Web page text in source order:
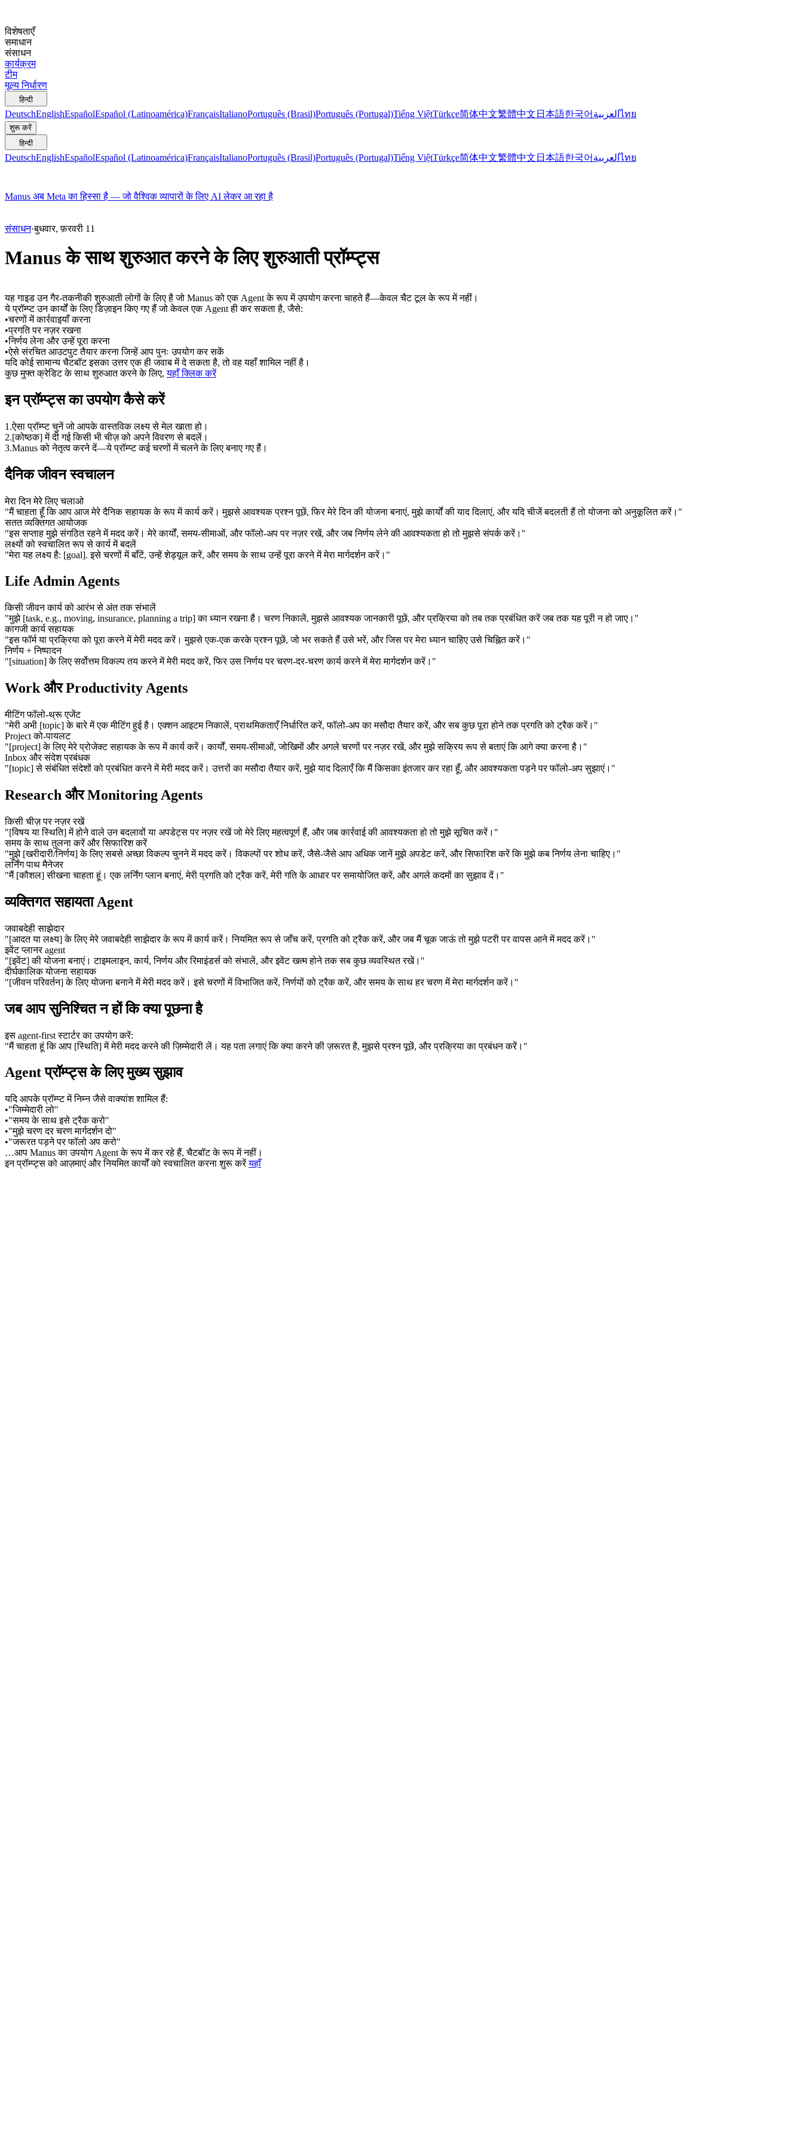
विशेषताएँ
समाधान
संसाधन
कार्यक्रम
टीम
मूल्य निर्धारण
हिन्दी
DeutschEnglishEspañolEspañol (Latinoamérica)FrançaisItalianoPortuguês (Brasil)Português (Portugal)Tiếng ViệtTürkçe简体中文繁體中文 日本語한국어 العربيةไทย
शुरू करें
हिन्दी
DeutschEnglishEspañolEspañol (Latinoamérica)FrançaisItalianoPortuguês (Brasil)Português (Portugal)Tiếng ViệtTürkçe简体中文繁體中文 日本語한국어 العربيةไทย
Manus अब Meta का हिस्सा है — जो वैश्विक व्यापारों के लिए AI लेकर आ रहा है
संसाधन·बुधवार, फ़रवरी 11
Manus के साथ शुरुआत करने के लिए शुरुआती प्रॉम्प्ट्स
यह गाइड उन गैर-तकनीकी शुरुआती लोगों के लिए है जो Manus को एक Agent के रूप में उपयोग करना चाहते हैं—केवल चैट टूल के रूप में नहीं।
ये प्रॉम्प्ट उन कार्यों के लिए डिज़ाइन किए गए हैं जो केवल एक Agent ही कर सकता है, जैसे:
•चरणों में कार्रवाइयाँ करना
•प्रगति पर नज़र रखना
•निर्णय लेना और उन्हें पूरा करना
•ऐसे संरचित आउटपुट तैयार करना जिन्हें आप पुनः उपयोग कर सकें
यदि कोई सामान्य चैटबॉट इसका उत्तर एक ही जवाब में दे सकता है, तो वह यहाँ शामिल नहीं है।
कुछ मुफ्त क्रेडिट के साथ शुरुआत करने के लिए, यहाँ क्लिक करें
इन प्रॉम्प्ट्स का उपयोग कैसे करें
1 .ऐसा प्रॉम्प्ट चुनें जो आपके वास्तविक लक्ष्य से मेल खाता हो।
2.[कोष्ठक] में दी गई किसी भी चीज़ को अपने विवरण से बदलें।
3.Manus को नेतृत्व करने दें—ये प्रॉम्प्ट कई चरणों में चलने के लिए बनाए गए हैं।
दैनिक जीवन स्वचालन
मेरा दिन मेरे लिए चलाओ
"मैं चाहता हूँ कि आप आज मेरे दैनिक सहायक के रूप में कार्य करें। मुझसे आवश्यक प्रश्न पूछें, फिर मेरे दिन की योजना बनाएं, मुझे कार्यों की याद दिलाएं, और यदि चीजें बदलती हैं तो योजना को अनुकूलित करें।"
सतत व्यक्तिगत आयोजक
"इस सप्ताह मुझे संगठित रहने में मदद करें। मेरे कार्यों, समय-सीमाओं, और फॉलो-अप पर नज़र रखें, और जब निर्णय लेने की आवश्यकता हो तो मुझसे संपर्क करें।"
लक्ष्यों को स्वचालित रूप से कार्य में बदलें
"मेरा यह लक्ष्य है: [goal]. इसे चरणों में बाँटें, उन्हें शेड्यूल करें, और समय के साथ उन्हें पूरा करने में मेरा मार्गदर्शन करें।"
Life Admin Agents
किसी जीवन कार्य को आरंभ से अंत तक संभालें
"मुझे [task, e.g., moving, insurance, planning a trip] का ध्यान रखना है। चरण निकालें, मुझसे आवश्यक जानकारी पूछें, और प्रक्रिया को तब तक प्रबंधित करें जब तक यह पूरी न हो जाए।"
कागजी कार्य सहायक
"इस फॉर्म या प्रक्रिया को पूरा करने में मेरी मदद करें। मुझसे एक-एक करके प्रश्न पूछें, जो भर सकते हैं उसे भरें, और जिस पर मेरा ध्यान चाहिए उसे चिह्नित करें।"
निर्णय + निष्पादन
"[situation] के लिए सर्वोत्तम विकल्प तय करने में मेरी मदद करें, फिर उस निर्णय पर चरण-दर-चरण कार्य करने में मेरा मार्गदर्शन करें।"
Work और Productivity Agents
मीटिंग फॉलो-थ्रू एजेंट
"मेरी अभी [topic] के बारे में एक मीटिंग हुई है। एक्शन आइटम निकालें, प्राथमिकताएँ निर्धारित करें, फॉलो-अप का मसौदा तैयार करें, और सब कुछ पूरा होने तक प्रगति को ट्रैक करें।"
Project को-पायलट
"[project] के लिए मेरे प्रोजेक्ट सहायक के रूप में कार्य करें। कार्यों, समय-सीमाओं, जोखिमों और अगले चरणों पर नज़र रखें, और मुझे सक्रिय रूप से बताएं कि आगे क्या करना है।"
Inbox और संदेश प्रबंधक
"[topic] से संबंधित संदेशों को प्रबंधित करने में मेरी मदद करें। उत्तरों का मसौदा तैयार करें, मुझे याद दिलाएँ कि मैं किसका इंतजार कर रहा हूँ, और आवश्यकता पड़ने पर फॉलो-अप सुझाएं।"
Research और Monitoring Agents
किसी चीज़ पर नज़र रखें
"[विषय या स्थिति] में होने वाले उन बदलावों या अपडेट्स पर नज़र रखें जो मेरे लिए महत्वपूर्ण हैं, और जब कार्रवाई की आवश्यकता हो तो मुझे सूचित करें।"
समय के साथ तुलना करें और सिफारिश करें
"मुझे [खरीदारी/निर्णय] के लिए सबसे अच्छा विकल्प चुनने में मदद करें। विकल्पों पर शोध करें, जैसे-जैसे आप अधिक जानें मुझे अपडेट करें, और सिफारिश करें कि मुझे कब निर्णय लेना चाहिए।"
लर्निंग पाथ मैनेजर
"मैं [कौशल] सीखना चाहता हूं। एक लर्निंग प्लान बनाएं, मेरी प्रगति को ट्रैक करें, मेरी गति के आधार पर समायोजित करें, और अगले कदमों का सुझाव दें।"
व्यक्तिगत सहायता Agent
जवाबदेही साझेदार
"[आदत या लक्ष्य] के लिए मेरे जवाबदेही साझेदार के रूप में कार्य करें। नियमित रूप से जाँच करें, प्रगति को ट्रैक करें, और जब मैं चूक जाऊं तो मुझे पटरी पर वापस आने में मदद करें।"
इवेंट प्लानर agent
"[इवेंट] की योजना बनाएं। टाइमलाइन, कार्य, निर्णय और रिमाइंडर्स को संभालें, और इवेंट खत्म होने तक सब कुछ व्यवस्थित रखें।"
दीर्घकालिक योजना सहायक
"[जीवन परिवर्तन] के लिए योजना बनाने में मेरी मदद करें। इसे चरणों में विभाजित करें, निर्णयों को ट्रैक करें, और समय के साथ हर चरण में मेरा मार्गदर्शन करें।"
जब आप सुनिश्चित न हों कि क्या पूछना है
इस agent-first स्टार्टर का उपयोग करें:
"मैं चाहता हूं कि आप [स्थिति] में मेरी मदद करने की ज़िम्मेदारी लें। यह पता लगाएं कि क्या करने की ज़रूरत है, मुझसे प्रश्न पूछें, और प्रक्रिया का प्रबंधन करें।"
Agent प्रॉम्प्ट्स के लिए मुख्य सुझाव
यदि आपके प्रॉम्प्ट में निम्न जैसे वाक्यांश शामिल हैं:
•"जिम्मेदारी लो"
•"समय के साथ इसे ट्रैक करो"
•"मुझे चरण दर चरण मार्गदर्शन दो"
•"जरूरत पड़ने पर फॉलो अप करो"
…आप Manus का उपयोग Agent के रूप में कर रहे हैं, चैटबॉट के रूप में नहीं।
इन प्रॉम्प्ट्स को आज़माएं और नियमित कार्यों को स्वचालित करना शुरू करें यहाँ